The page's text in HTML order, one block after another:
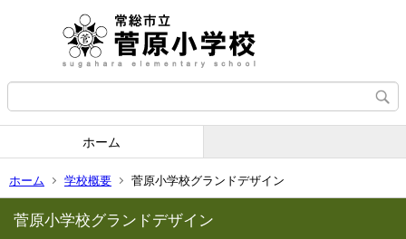
ホーム
ホーム 学校概要 菅原小学校グランドデザイン
菅原小学校グランドデザイン